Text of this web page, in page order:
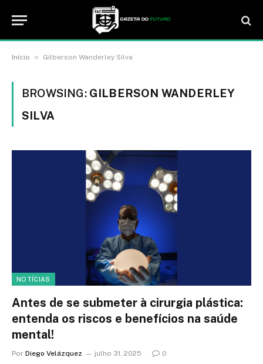
Início » Gilberson Wanderley Silva
BROWSING: GILBERSON WANDERLEY
SILVA
NOTÍCIAS
Antes de se submeter à cirurgia plástica:
entenda os riscos e benefícios na saúde
mental!
Por Diego Velázquez julho 31, 2025 0